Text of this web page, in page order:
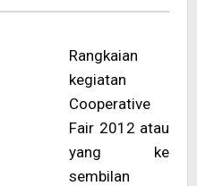
Rangkaian
kegiatan
Cooperative
Fair 2012 atau
yang ke
sembilan